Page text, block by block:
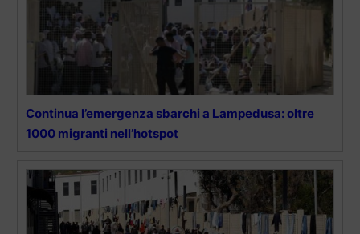
Continua l’emergenza sbarchi a Lampedusa: oltre
1000 migranti nell’hotspot